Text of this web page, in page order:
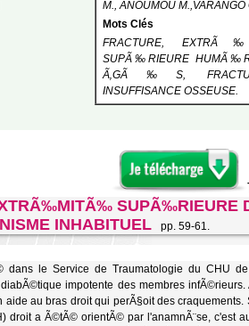
M., ANOUMOU M.,VARANGO
Mots Clés
FRACTURE,
SUPÃ‰RIEURE
Ã‚GÃ‰S,
INSUFFISANCE OSSEUSE.
SUPÃ‰RIEURE
INHABITUEL
pp. 59-61.
dans le Service de Traumatologie du CHU
impotente des membres infÃ©rieurs.
au bras droit qui perÃ§oit des craquements.
a Ã©tÃ© orientÃ© par l'anamnÃ¨se, c'est